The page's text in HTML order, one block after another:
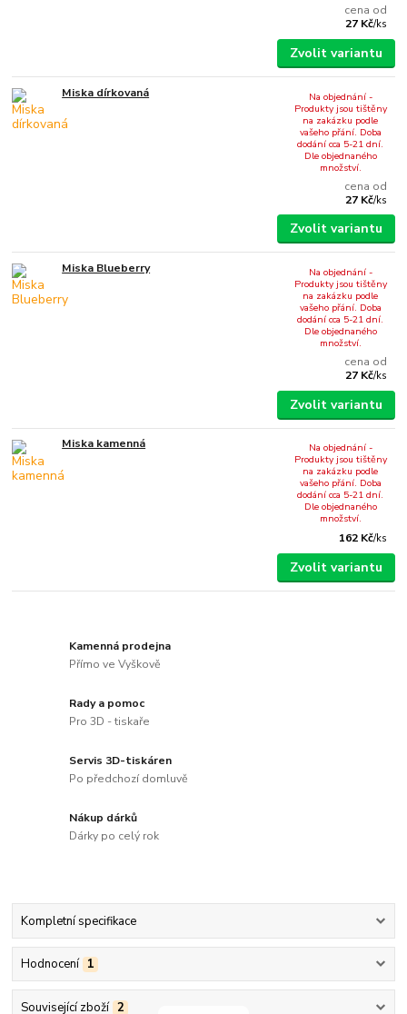
cena od
27 Kč/ks
Zvolit variantu
Miska dírkovaná
cena od
27 Kč/ks
Na objednání -
Produkty jsou tištěny
na zakázku podle
vašeho přání. Doba
dodání cca 5-21 dní.
Dle objednaného
množství.
Zvolit variantu
Miska Blueberry
cena od
27 Kč/ks
Na objednání -
Produkty jsou tištěny
na zakázku podle
vašeho přání. Doba
dodání cca 5-21 dní.
Dle objednaného
množství.
Zvolit variantu
Miska kamenná
162 Kč/ks
Na objednání -
Produkty jsou tištěny
na zakázku podle
vašeho přání. Doba
dodání cca 5-21 dní.
Dle objednaného
množství.
Zvolit variantu
Kamenná prodejna
Přímo ve Vyškově
Rady a pomoc
Pro 3D - tiskaře
Servis 3D-tiskáren
Po předchozí domluvě
Nákup dárků
Dárky po celý rok
Kompletní specifikace
Hodnocení 1
Související zboží 2